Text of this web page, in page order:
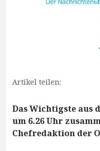
Artikel teilen:
Das Wichtigste aus
um 6.26 Uhr
Chefredaktion der